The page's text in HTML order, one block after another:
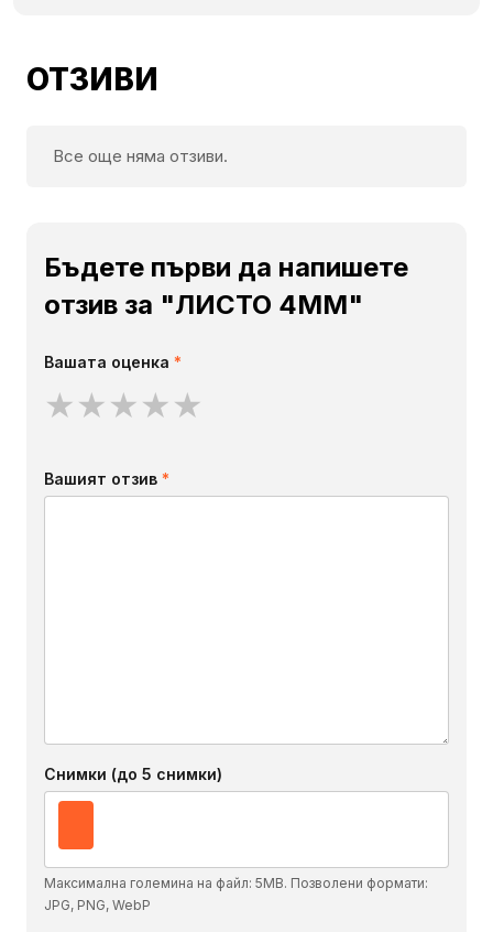
ОТЗИВИ
Все още няма отзиви.
Бъдете първи да напишете
отзив за "ЛИСТО 4ММ"
Вашата оценка *
★★★★★
Вашият отзив *
Снимки (до 5 снимки)
Максимална големина на файл: 5MB. Позволени формати:
JPG, PNG, WebP